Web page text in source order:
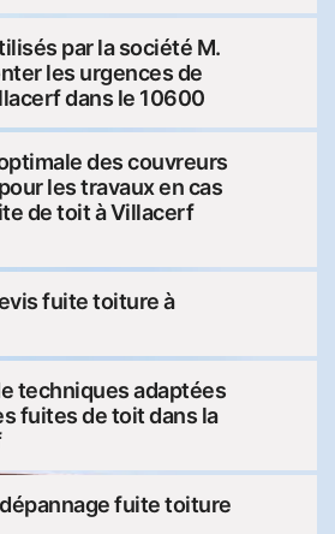
par la société M.
les urgences de
dans le 10600
des couvreurs
les travaux en cas
de toit à Villacerf
fuite toiture à
techniques adaptées
fuites de toit dans la
fuite toiture